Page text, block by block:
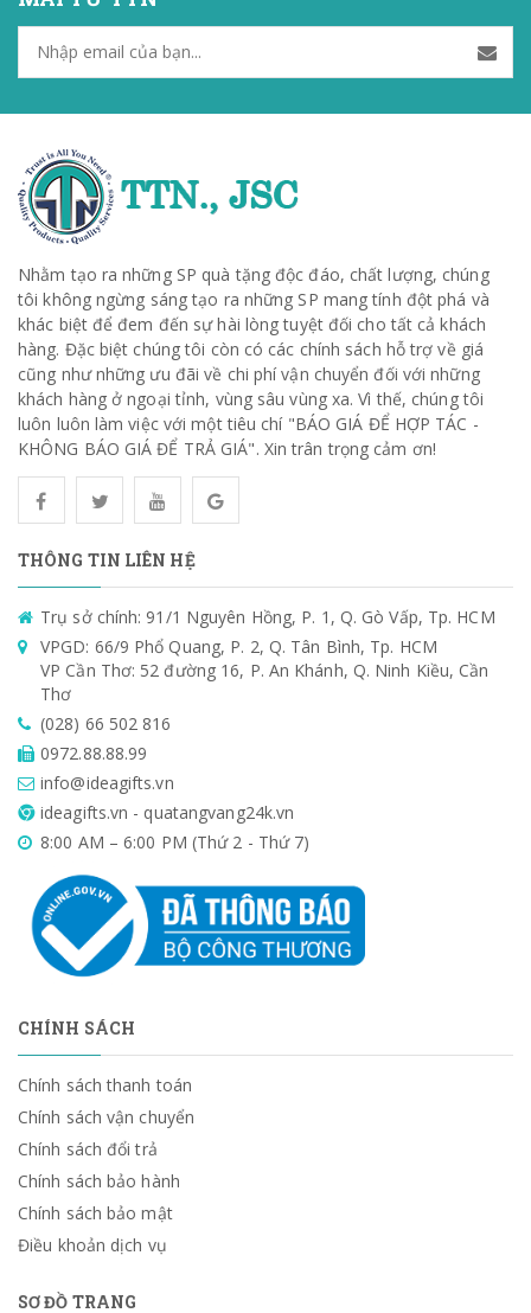
Nhằm tạo ra những SP quà tặng độc đáo, chất lượng, chúng
tôi không ngừng sáng tạo ra những SP mang tính đột phá và
khác biệt để đem đến sự hài lòng tuyệt đối cho tất cả khách
hàng. Đặc biệt chúng tôi còn có các chính sách hỗ trợ về giá
cũng như những ưu đãi về chi phí vận chuyển đối với những
khách hàng ở ngoại tỉnh, vùng sâu vùng xa. Vì thế, chúng tôi
luôn luôn làm việc với một tiêu chí "BÁO GIÁ ĐỂ HỢP TÁC -
KHÔNG BÁO GIÁ ĐỂ TRẢ GIÁ". Xin trân trọng cảm ơn!
THÔNG TIN LIÊN HỆ
Trụ sở chính: 91/1 Nguyên Hồng, P. 1, Q. Gò Vấp, Tp. HCM
VPGD: 66/9 Phổ Quang, P. 2, Q. Tân Bình, Tp. HCM
VP Cần Thơ: 52 đường 16, P. An Khánh, Q. Ninh Kiều, Cần
Thơ
(028) 66 502 816
0972.88.88.99
info@ideagifts.vn
ideagifts.vn - quatangvang24k.vn
8:00 AM – 6:00 PM (Thứ 2 - Thứ 7)
CHÍNH SÁCH
Chính sách thanh toán
Chính sách vận chuyển
Chính sách đổi trả
Chính sách bảo hành
Chính sách bảo mật
Điều khoản dịch vụ
SƠ ĐỒ TRANG